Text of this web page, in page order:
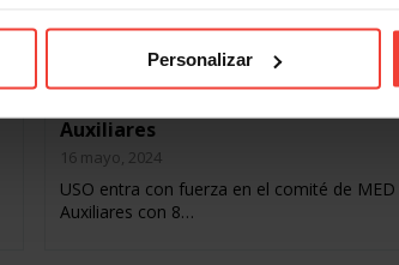
Personalizar
Actualidad electoral
Auxiliares
16 mayo, 2024
USO entra con fuerza en el comité de MED
Auxiliares con 8…